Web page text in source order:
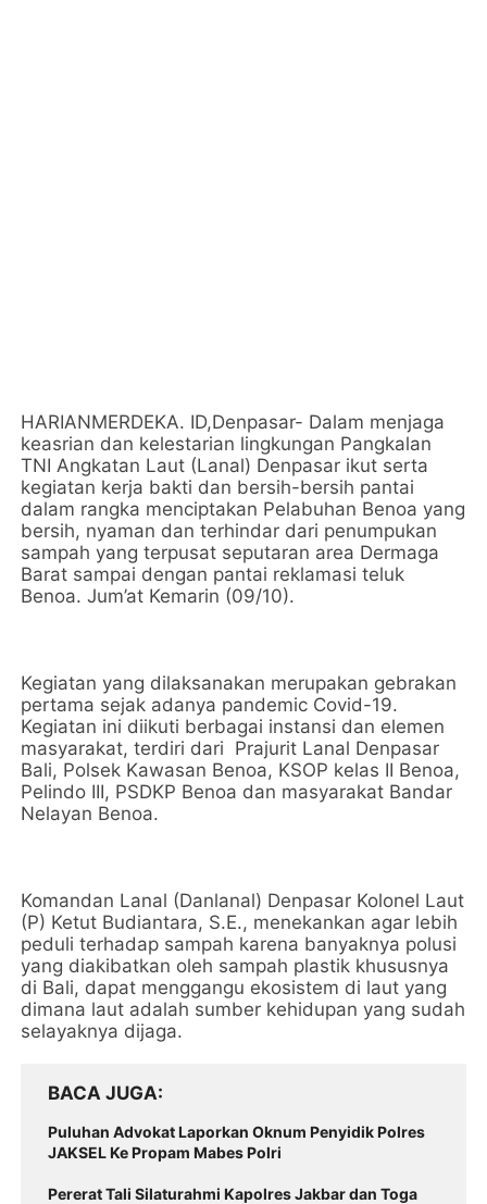
HARIANMERDEKA. ID,Denpasar- Dalam menjaga
keasrian dan kelestarian lingkungan Pangkalan
TNI Angkatan Laut (Lanal) Denpasar ikut serta
kegiatan kerja bakti dan bersih-bersih pantai
dalam rangka menciptakan Pelabuhan Benoa yang
bersih, nyaman dan terhindar dari penumpukan
sampah yang terpusat seputaran area Dermaga
Barat sampai dengan pantai reklamasi teluk
Benoa. Jum’at Kemarin (09/10).
Kegiatan yang dilaksanakan merupakan gebrakan
pertama sejak adanya pandemic Covid-19.
Kegiatan ini diikuti berbagai instansi dan elemen
masyarakat, terdiri dari Prajurit Lanal Denpasar
Bali, Polsek Kawasan Benoa, KSOP kelas II Benoa,
Pelindo III, PSDKP Benoa dan masyarakat Bandar
Nelayan Benoa.
Komandan Lanal (Danlanal) Denpasar Kolonel Laut
(P) Ketut Budiantara, S.E., menekankan agar lebih
peduli terhadap sampah karena banyaknya polusi
yang diakibatkan oleh sampah plastik khususnya
di Bali, dapat menggangu ekosistem di laut yang
dimana laut adalah sumber kehidupan yang sudah
selayaknya dijaga.
BACA JUGA
Puluhan Advokat Laporkan Oknum Penyidik Polres
JAKSEL Ke Propam Mabes Polri
Pererat Tali Silaturahmi Kapolres Jakbar dan Toga